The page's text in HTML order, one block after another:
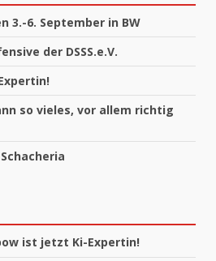
3.-6. September in BW
der DSSS.e.V.
so vieles, vor allem richtig
ist jetzt Ki-Expertin!